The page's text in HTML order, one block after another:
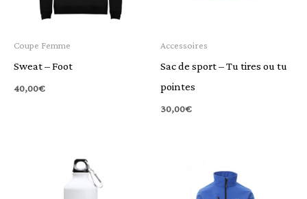
Coupe Femme
Sweat – Foot
40,00€
Accessoires
Sac de sport – Tu tires ou tu
pointes
30,00€